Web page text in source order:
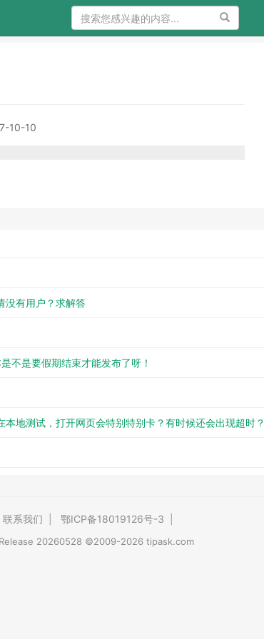
搜索
10-10
没有用户？求解答
不是要假期结束才能发布了呀！
本地测试，打开网页会特别特别卡？有时候还会出现超时？
联系我们 鄂ICP备18019126号-3
20260528 ©2009-2026 tipask.com